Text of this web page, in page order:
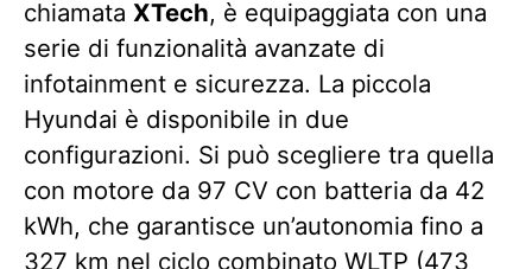
chiamata XTech, è equipaggiata con una
serie di funzionalità avanzate di
infotainment e sicurezza. La piccola
Hyundai è disponibile in due
configurazioni. Si può scegliere tra quella
con motore da 97 CV con batteria da 42
kWh, che garantisce un’autonomia fino a
327 km nel ciclo combinato WLTP (473